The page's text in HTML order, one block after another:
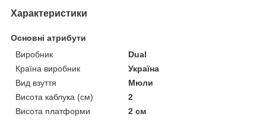
Характеристики
Основні атрибути
Виробник
Dual
Країна виробник
Україна
Вид взуття
Мюли
Висота каблука (см)
2
Висота платформи
2 см